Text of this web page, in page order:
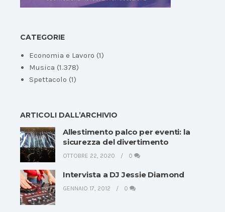
CATEGORIE
Economia e Lavoro (1)
Musica (1.378)
Spettacolo (1)
ARTICOLI DALL’ARCHIVIO
Allestimento palco per eventi: la
sicurezza del divertimento
OTTOBRE 22, 2020 0
Intervista a DJ Jessie Diamond
GENNAIO 17, 2012 0